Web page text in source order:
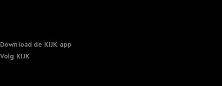
Download de KIJK app
Volg KIJK